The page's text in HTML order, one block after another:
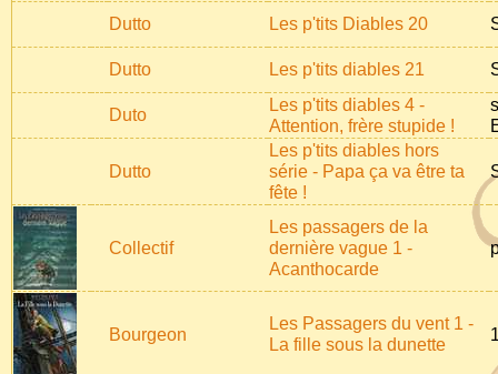
Dutto Les p'tits Diables 20
Dutto Les p'tits diables 21
Duto
Les p'tits diables 4 -
Attention, frère stupide !
Dutto
Les p'tits diables hors
série - Papa ça va être ta
fête !
Collectif
Les passagers de la
dernière vague 1 -
Acanthocarde
Bourgeon
Les Passagers du vent 1 -
La fille sous la dunette